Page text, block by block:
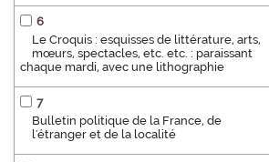
6
Le Croquis : esquisses de littérature, arts,
mœurs, spectacles, etc. etc. : paraissant
chaque mardi, avec une lithographie
7
Bulletin politique de la France, de
l'étranger et de la localité